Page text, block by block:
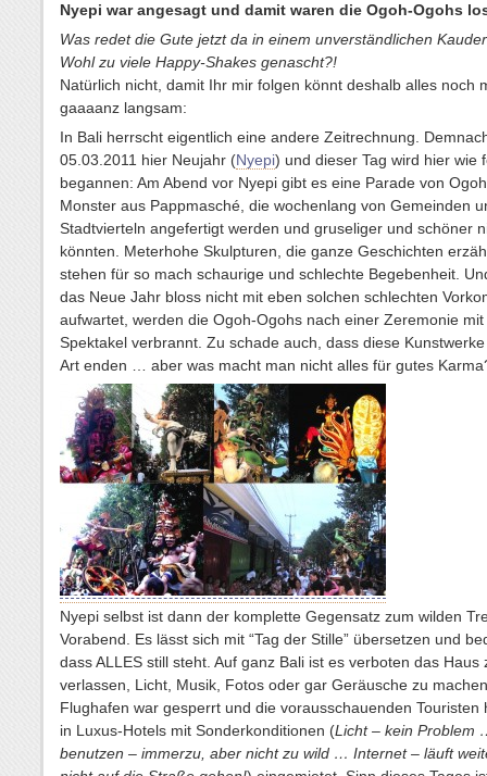
Nyepi war angesagt und damit waren die Ogoh-Ogohs
Was redet die Gute jetzt da in einem unverständlichen
Wohl zu viele Happy-Shakes genascht?!
Natürlich nicht, damit Ihr mir folgen könnt deshalb alles noch
gaaaanz langsam:
In Bali herrscht eigentlich eine andere Zeitrechnung.
05.03.2011 hier Neujahr (Nyepi) und dieser Tag wird hier wie
begannen: Am Abend vor Nyepi gibt es eine Parade von
Monster aus Pappmasché, die wochenlang von Gemeinden
Stadtvierteln angefertigt werden und gruseliger und schöner
könnten. Meterhohe Skulpturen, die ganze Geschichten
stehen für so mach schaurige und schlechte Begebenheit.
das Neue Jahr bloss nicht mit eben solchen schlechten
aufwartet, werden die Ogoh-Ogohs nach einer Zeremonie mit
Spektakel verbrannt. Zu schade auch, dass diese
Art enden … aber was macht man nicht alles für gutes
Nyepi selbst ist dann der komplette Gegensatz zum wilden
Vorabend. Es lässt sich mit “Tag der Stille” übersetzen und
dass ALLES still steht. Auf ganz Bali ist es verboten das Haus
verlassen, Licht, Musik, Fotos oder gar Geräusche zu
Flughafen war gesperrt und die vorausschauenden Touristen
in Luxus-Hotels mit Sonderkonditionen (Licht – kein Problem
benutzen – immerzu, aber nicht zu wild … Internet – läuft